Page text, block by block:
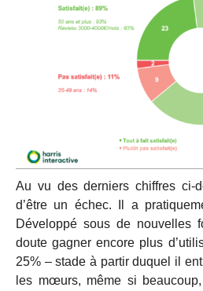
Au vu des derniers chiffres ci-
d’être un échec. Il a
Développé sous de nouvelles
doute gagner encore plus
25% – stade à partir duquel il
les mœurs, même si